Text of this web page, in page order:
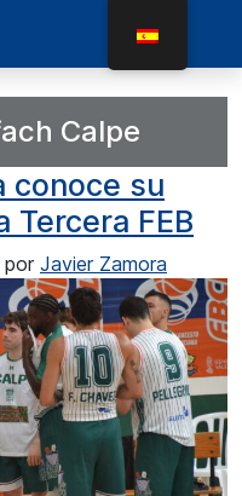
Calpe
conoce su
Tercera FEB
por Javier Zamora